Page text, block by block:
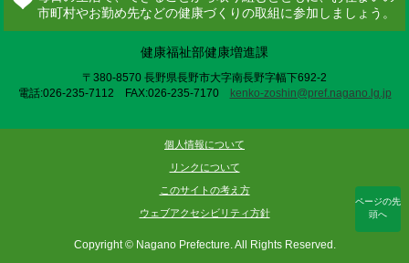
ページの先
頭へ
健康福祉部健康増進課
〒380-8570 長野県長野市大字南長野字幅下692-2
電話:026-235-7112 FAX:026-235-7170
kenko-zoshin@pref.nagano.lg.jp
個人情報について
リンクについて
このサイトの考え方
ウェブアクセシビリティ方針
Copyright © Nagano Prefecture. All Rights Reserved.